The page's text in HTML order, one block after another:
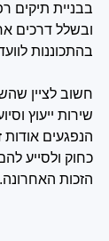
בבניית תיקים
ובשלל דרכים
בהתכוננות
חשוב לציין
שירות ייעוץ
הנפגעים אודות
כחוק ולסייע
הזכות האחרונה.